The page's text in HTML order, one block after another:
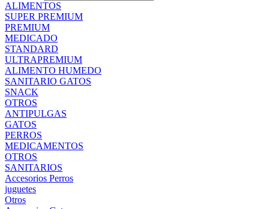
ALIMENTOS
SUPER PREMIUM
PREMIUM
MEDICADO
STANDARD
ULTRAPREMIUM
ALIMENTO HUMEDO
SANITARIO GATOS
SNACK
OTROS
ANTIPULGAS
GATOS
PERROS
MEDICAMENTOS
OTROS
SANITARIOS
Accesorios Perros
juguetes
Otros